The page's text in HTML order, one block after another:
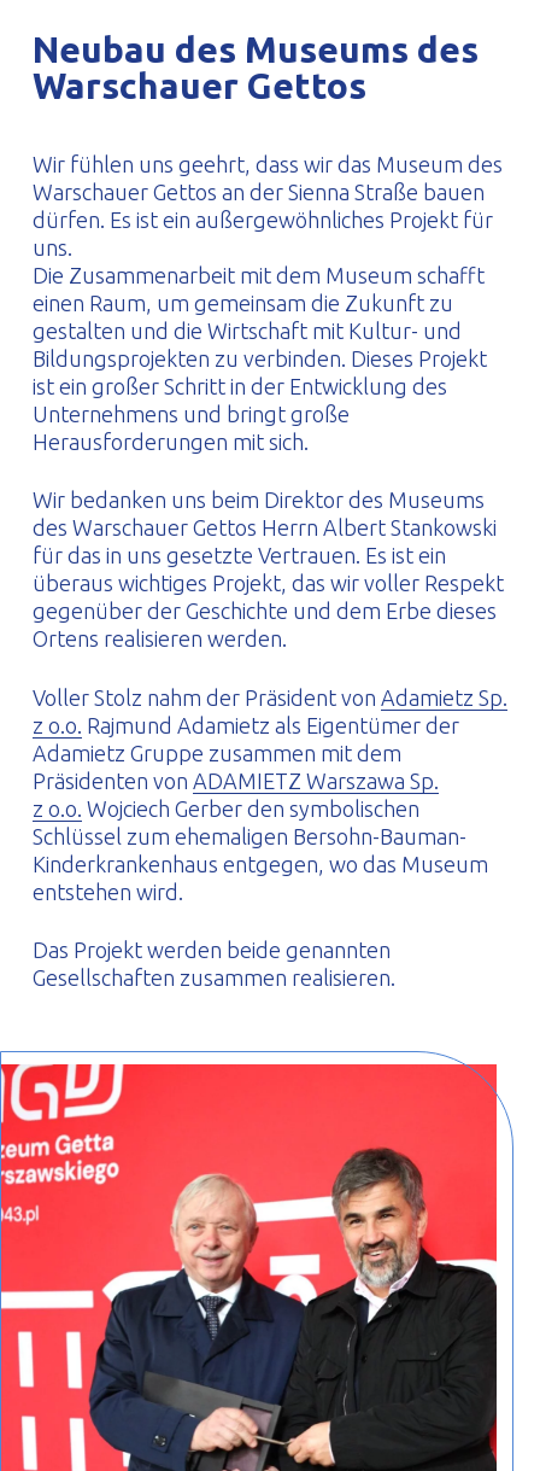
PL
Neubau des Museums des
Warschauer Gettos
Wir fühlen uns geehrt, dass wir das Museum des
Warschauer Gettos an der Sienna Straße bauen
dürfen. Es ist ein außergewöhnliches Projekt für
uns.
Die Zusammenarbeit mit dem Museum schafft
einen Raum, um gemeinsam die Zukunft zu
gestalten und die Wirtschaft mit Kultur- und
Bildungsprojekten zu verbinden. Dieses Projekt
ist ein großer Schritt in der Entwicklung des
Unternehmens und bringt große
Herausforderungen mit sich.
Wir bedanken uns beim Direktor des Museums
des Warschauer Gettos Herrn Albert Stankowski
für das in uns gesetzte Vertrauen. Es ist ein
überaus wichtiges Projekt, das wir voller Respekt
gegenüber der Geschichte und dem Erbe dieses
Ortens realisieren werden.
Voller Stolz nahm der Präsident von Adamietz Sp.
z o.o. Rajmund Adamietz als Eigentümer der
Adamietz Gruppe zusammen mit dem
Präsidenten von ADAMIETZ Warszawa Sp.
z o.o. Wojciech Gerber den symbolischen
Schlüssel zum ehemaligen Bersohn-Bauman-
Kinderkrankenhaus entgegen, wo das Museum
entstehen wird.
Das Projekt werden beide genannten
Gesellschaften zusammen realisieren.